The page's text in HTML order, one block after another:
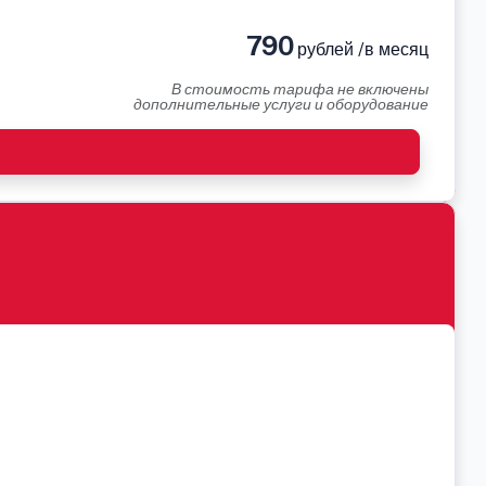
790рублей /в месяц
В стоимость тарифа не включены
дополнительные услуги и оборудование